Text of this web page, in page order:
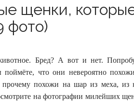
щенки,
фото)
Бред? А вот и нет.
что они невероятно
похожи на шар из меха, из
на фотографии милейших